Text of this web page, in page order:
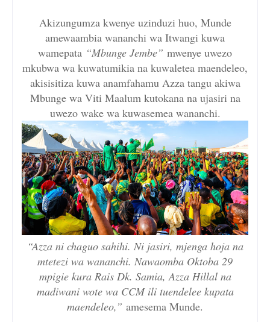
Akizungumza kwenye uzinduzi huo, Munde
amewaambia wananchi wa Itwangi kuwa
wamepata “Mbunge Jembe” mwenye uwezo
mkubwa wa kuwatumikia na kuwaletea maendeleo,
akisisitiza kuwa anamfahamu Azza tangu akiwa
Mbunge wa Viti Maalum kutokana na ujasiri na
uwezo wake wa kuwasemea wananchi.
“Azza ni chaguo sahihi. Ni jasiri, mjenga hoja na
mtetezi wa wananchi. Nawaomba Oktoba 29
mpigie kura Rais Dk. Samia, Azza Hillal na
madiwani wote wa CCM ili tuendelee kupata
maendeleo,” amesema Munde.